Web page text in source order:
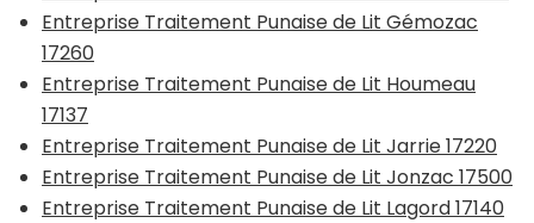
Entreprise Traitement Punaise de Lit Gémozac
17260
Entreprise Traitement Punaise de Lit Houmeau
17137
Entreprise Traitement Punaise de Lit Jarrie 17220
Entreprise Traitement Punaise de Lit Jonzac 17500
Entreprise Traitement Punaise de Lit Lagord 17140